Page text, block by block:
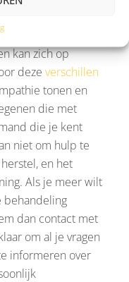
kan zich op
deze verschillen
tonen en
die met
die je kent
niet om hulp te
en het
Als je meer wilt
behandeling
dan contact met
om al je vragen
informeren over